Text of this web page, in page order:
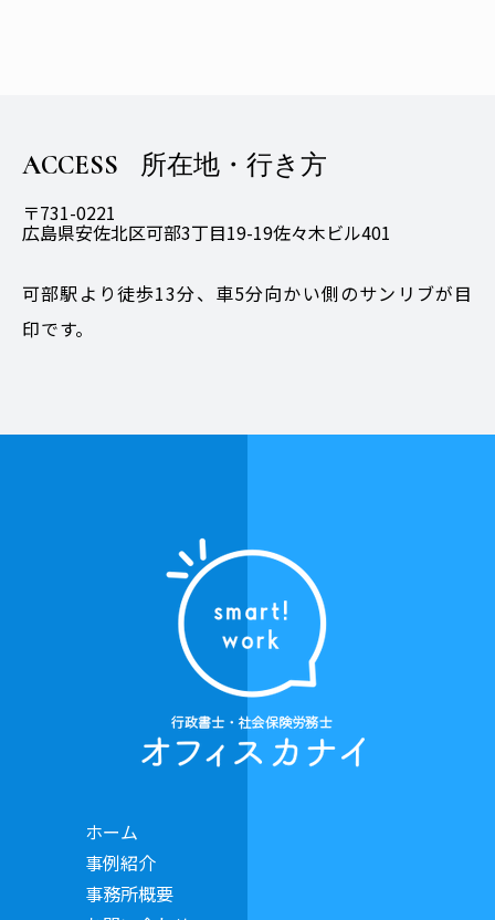
ACCESS 所在地・行き方
〒731-0221
広島県安佐北区可部3丁目19-19佐々木ビル401
可部駅より徒歩13分、車5分向かい側のサンリブが目
印です。
ホーム
事例紹介
事務所概要